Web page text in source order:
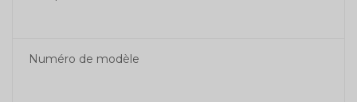
Numéro de modèle